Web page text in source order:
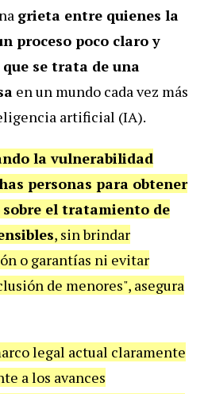
grieta entre quienes la
proceso poco claro y
se trata de una
en un mundo cada vez más
artificial (IA).
la vulnerabilidad
personas para obtener
sobre el tratamiento de
, sin brindar
o garantías ni evitar
de menores", asegura
legal actual claramente
a los avances